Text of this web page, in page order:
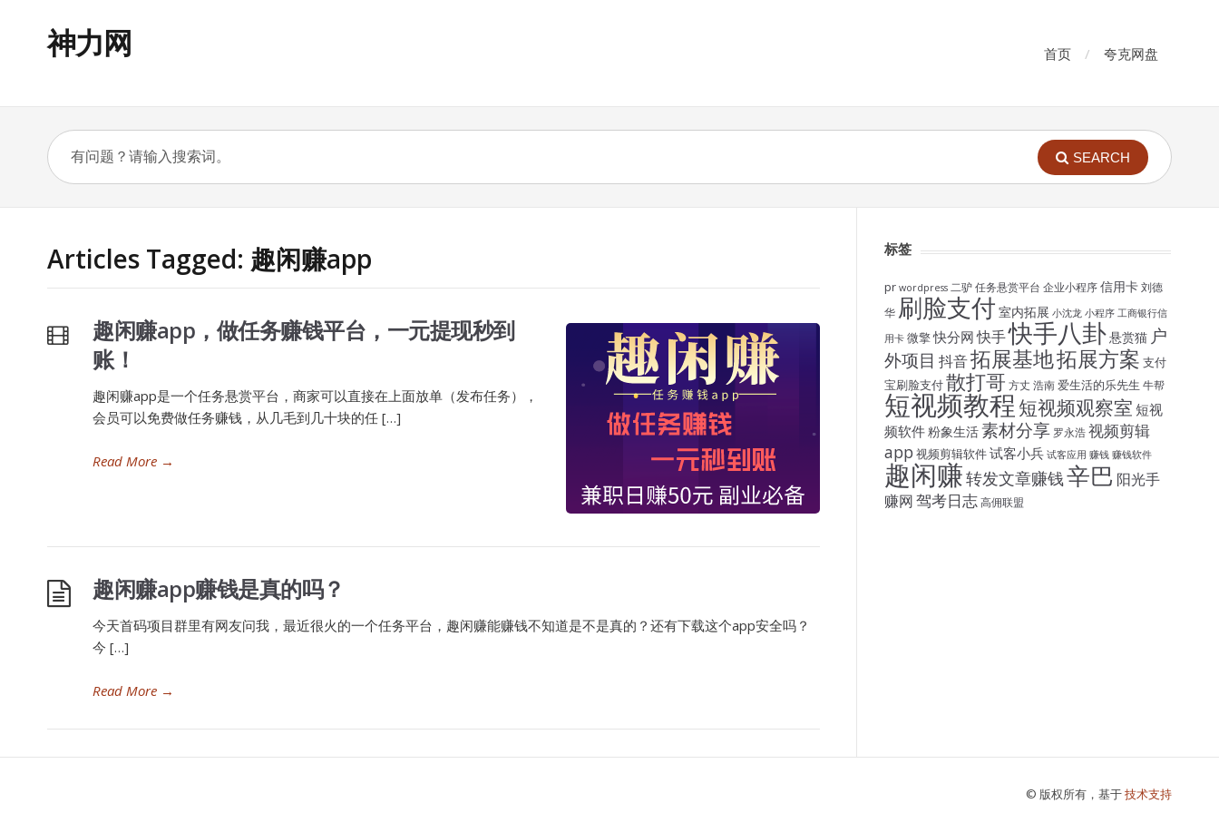
神力网 首页 夸克网盘
SEARCH
Articles Tagged: 趣闲赚app
趣闲赚app，做任务赚钱平台，一元提现秒到
账！
趣闲赚app是一个任务悬赏平台，商家可以直接在上面放单（发布任务），
会员可以免费做任务赚钱，从几毛到几十块的任 […]
Read More →
趣闲赚app赚钱是真的吗？
今天首码项目群里有网友问我，最近很火的一个任务平台，趣闲赚能赚钱不知道是不是真的？还有下载这个app安全吗？
今 […]
Read More →
标签
pr wordpress 二驴 任务悬赏平台 企业小程序 信用卡 刘德
华 刷脸支付 室内拓展 小沈龙 小程序 工商银行信
用卡 微擎快分网快手快手八卦悬赏猫 户
外项目 抖音拓展基地拓展方案 支付
宝刷脸支付散打哥 方丈 浩南 爱生活的乐先生 牛帮
短视频教程 短视频观察室 短视
频软件粉象生活素材分享 罗永浩 视频剪辑
app 视频剪辑软件试客小兵 试客应用 赚钱 赚钱软件
趣闲赚转发文章赚钱辛巴 阳光手
赚网驾考日志 高佣联盟
© 版权所有，基于技术支持